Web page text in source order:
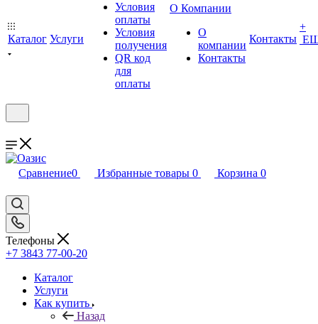
Каталог Услуги
Условия
оплаты
Условия
получения
QR код
для
оплаты
О Компании
О
компании
Контакты
Контакты
+
Сравнение0 Избранные товары 0 Корзина 0
Телефоны
+7 3843 77-00-20
Каталог
Услуги
Как купить
Назад